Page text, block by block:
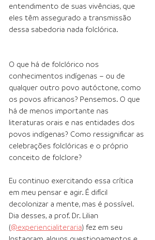
entendimento de suas vivências, que
eles têm assegurado a transmissão
dessa sabedoria nada folclórica.
O que há de folclórico nos
conhecimentos indígenas – ou de
qualquer outro povo autóctone, como
os povos africanos? Pensemos. O que
há de menos importante nas
literaturas orais e nas entidades dos
povos indígenas? Como ressignificar as
celebrações folclóricas e o próprio
conceito de folclore?
Eu continuo exercitando essa crítica
em meu pensar e agir. É difícil
decolonizar a mente, mas é possível.
Dia desses, a prof. Dr. Lilian
(@experiencialiteraria) fez em seu